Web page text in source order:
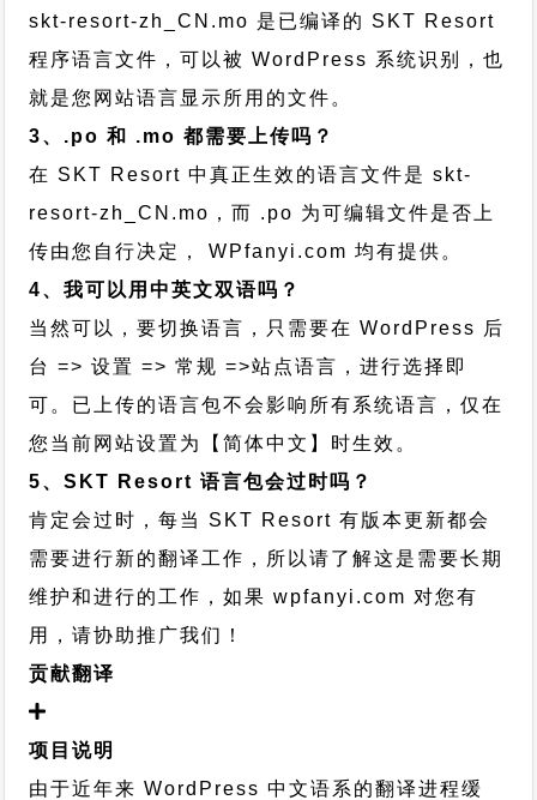
skt-resort-zh_CN.mo 是已编译的 SKT Resort
程序语言文件，可以被 WordPress 系统识别，也
就是您网站语言显示所用的文件。
3、.po 和 .mo 都需要上传吗？
在 SKT Resort 中真正生效的语言文件是 skt-
resort-zh_CN.mo，而 .po 为可编辑文件是否上
传由您自行决定， WPfanyi.com 均有提供。
4、我可以用中英文双语吗？
当然可以，要切换语言，只需要在 WordPress 后
台 => 设置 => 常规 =>站点语言，进行选择即
可。已上传的语言包不会影响所有系统语言，仅在
您当前网站设置为【简体中文】时生效。
5、SKT Resort 语言包会过时吗？
肯定会过时，每当 SKT Resort 有版本更新都会
需要进行新的翻译工作，所以请了解这是需要长期
维护和进行的工作，如果 wpfanyi.com 对您有
用，请协助推广我们！
贡献翻译
项目说明
由于近年来 WordPress 中文语系的翻译进程缓